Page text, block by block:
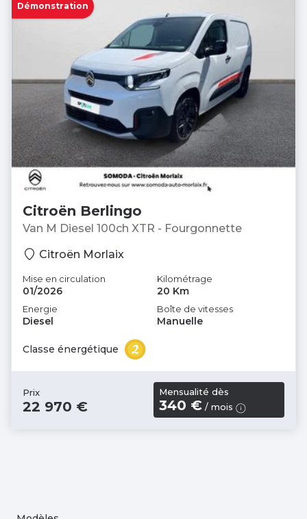
Démonstration
Citroën Berlingo
Van M Diesel 100ch XTR - Fourgonnette
Citroën Morlaix
Mise en circulation
01/2026
Kilométrage
20 Km
Energie
Diesel
Boîte de vitesses
Manuelle
Classe énergétique
Prix
22 970 €
Mensualité dès
340 € / mois